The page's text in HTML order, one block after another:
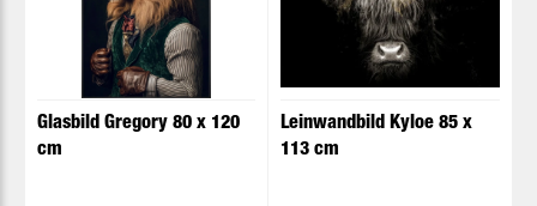
Glasbild Gregory 80 x 120
cm
Leinwandbild Kyloe 85 x
113 cm